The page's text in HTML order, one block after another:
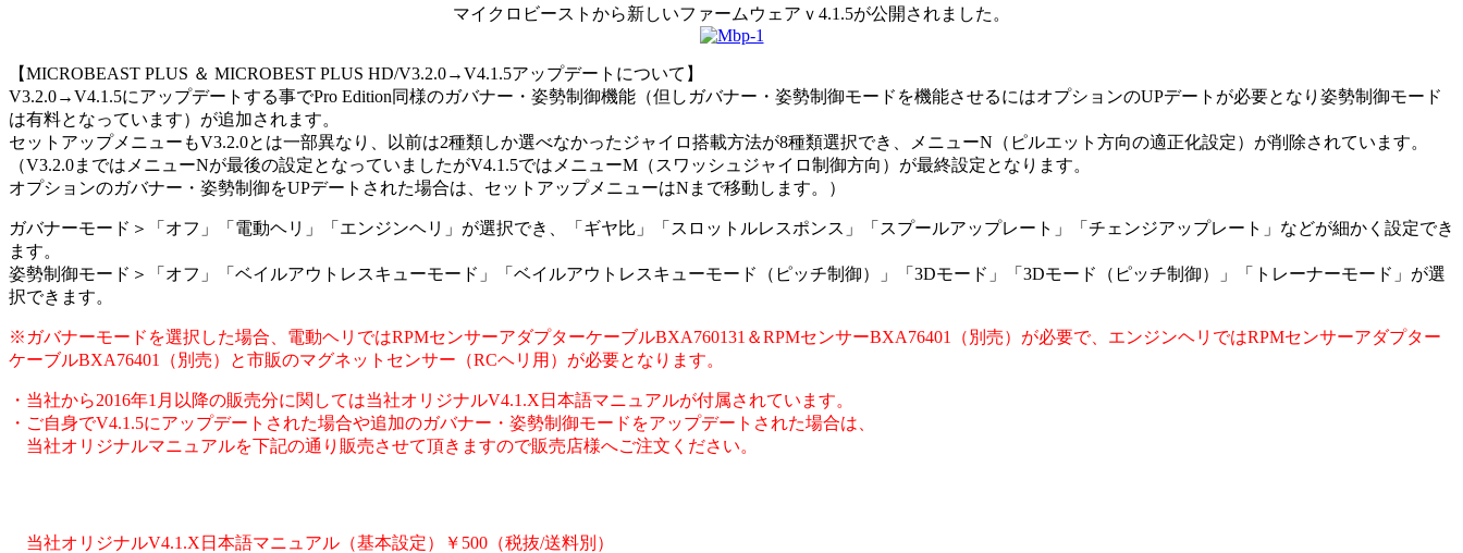
マイクロビーストから新しいファームウェアｖ4.1.5が公開されました。
【MICROBEAST PLUS ＆ MICROBEST PLUS HD/V3.2.0→V4.1.5アップデートについて】
V3.2.0→V4.1.5にアップデートする事でPro Edition同様のガバナー・姿勢制御機能（但しガバナー・姿勢制御モードを機能させるにはオプションのUPデートが必要となり姿勢制御モード
は有料となっています）が追加されます。
セットアップメニューもV3.2.0とは一部異なり、以前は2種類しか選べなかったジャイロ搭載方法が8種類選択でき、メニューN（ピルエット方向の適正化設定）が削除されています。
（V3.2.0まではメニューNが最後の設定となっていましたがV4.1.5ではメニューM（スワッシュジャイロ制御方向）が最終設定となります。
オプションのガバナー・姿勢制御をUPデートされた場合は、セットアップメニューはNまで移動します。）
ガバナーモード＞「オフ」「電動ヘリ」「エンジンヘリ」が選択でき、「ギヤ比」「スロットルレスポンス」「スプールアップレート」「チェンジアップレート」などが細かく設定でき
ます。
姿勢制御モード＞「オフ」「ベイルアウトレスキューモード」「ベイルアウトレスキューモード（ピッチ制御）」「3Dモード」「3Dモード（ピッチ制御）」「トレーナーモード」が選
択できます。
※ガバナーモードを選択した場合、 電動ヘリではRPMセンサーアダプターケーブルBXA760131＆RPMセンサーBXA76401（別売）が必要で、 エンジンヘリではRPMセンサーアダプター
ケーブルBXA76401（別売）と市販のマグネットセンサー（RCヘリ用） が必要となります。
・当社から2016年1月以降の販売分に関しては当社オリジナルV4.1.X日本語マニュアルが付属されています。
・ご自身でV4.1.5にアップデートされた場合や追加のガバナー・ 姿勢制御モードをアップデートされた場合は、
当社オリジナルマニュアルを下記の通り販売させて頂きますので販売店様へご注文ください。
当社オリジナルV4.1.X日本語マニュアル（基本設定）￥ 500（税抜/送料別）